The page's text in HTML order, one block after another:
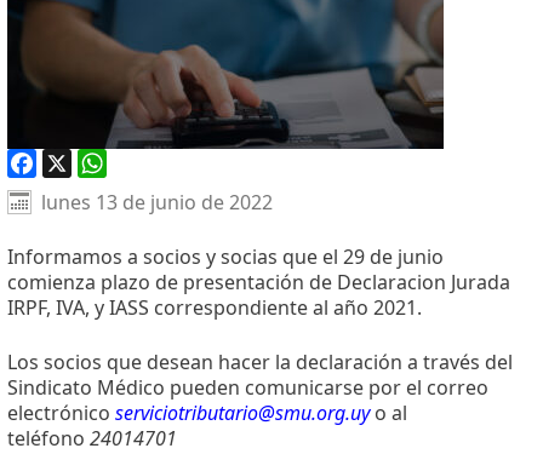
Facebook
X WhatsApp
lunes 13 de junio de 2022
Informamos a socios y socias que el 29 de junio
comienza plazo de presentación de Declaracion Jurada
IRPF, IVA, y IASS correspondiente al año 2021.
Los socios que desean hacer la declaración a través del
Sindicato Médico pueden comunicarse por el correo
electrónico serviciotributario@smu.org.uyo al
teléfono 24014701